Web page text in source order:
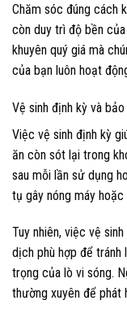
Chăm sóc đúng cách
còn duy trì độ bền
khuyên quý giá mà
của bạn luôn hoạt
Vệ sinh định kỳ và
Việc vệ sinh định kỳ
ăn còn sót lại trong
sau mỗi lần sử dụng
tụ gây nóng máy hoặc
Tuy nhiên, việc vệ
dịch phù hợp để tránh
trọng của lò vi sóng.
thường xuyên để phát